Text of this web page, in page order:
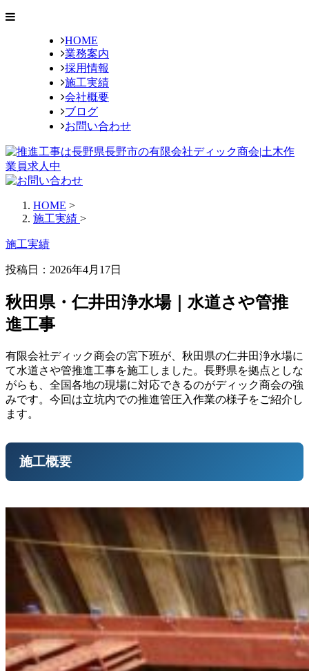
HOME
業務案内
採用情報
施工実績
会社概要
ブログ
お問い合わせ
HOME >
施工実績 >
施工実績
投稿日：2026年4月17日
秋田県・仁井田浄水場｜水道さや管推
進工事
有限会社ディック商会の宮下班が、秋田県の仁井田浄水場に
て水道さや管推進工事を施工しました。長野県を拠点としな
がらも、全国各地の現場に対応できるのがディック商会の強
みです。今回は立坑内での推進管圧入作業の様子をご紹介し
ます。
施工概要